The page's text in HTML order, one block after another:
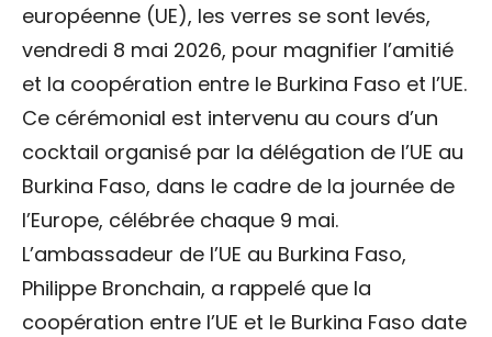
européenne (UE), les verres se sont levés,
vendredi 8 mai 2026, pour magnifier l’amitié
et la coopération entre le Burkina Faso et l’UE.
Ce cérémonial est intervenu au cours d’un
cocktail organisé par la délégation de l’UE au
Burkina Faso, dans le cadre de la journée de
l’Europe, célébrée chaque 9 mai.
L’ambassadeur de l’UE au Burkina Faso,
Philippe Bronchain, a rappelé que la
coopération entre l’UE et le Burkina Faso date